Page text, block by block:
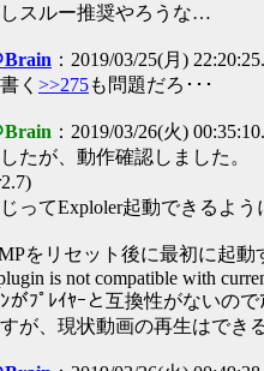
スルー推奨やろうな…
Brain ：2019/03/25(月)
く >>275も問題だろ･･･
Brain ：2019/03/26(火)
たが、動作確認しました。
ってExploler起動できるよ
をリセット後に最初に起
is not compatible with
ﾝがﾌﾟﾚｲﾔｰと互換性がないの
が、現状動画の再生はでき